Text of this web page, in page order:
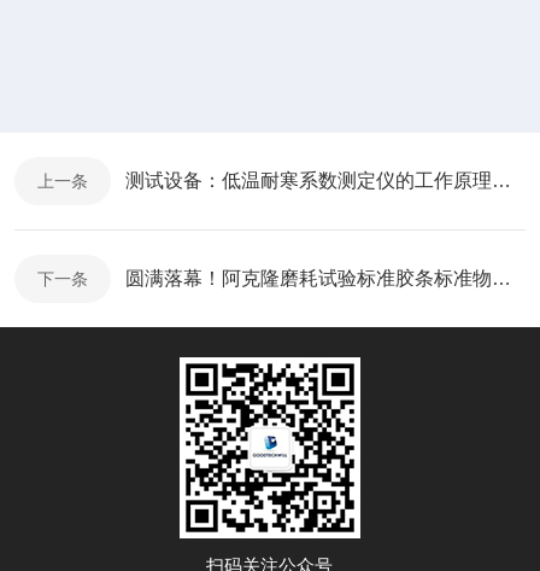
上一条 测试设备：低温耐寒系数测定仪的工作原理与操作要点
下一条 圆满落幕！阿克隆磨耗试验标准胶条标准物质制定启动会在青岛成功召开
扫码关注公众号